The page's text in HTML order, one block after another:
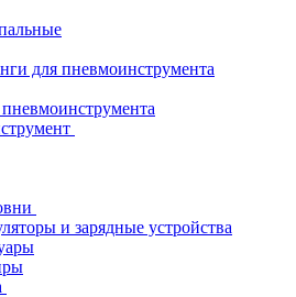
для пневмоинструмента
и зарядные устройства